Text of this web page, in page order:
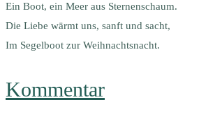
Ein Boot, ein Meer aus Sternenschaum.
Die Liebe wärmt uns, sanft und sacht,
Im Segelboot zur Weihnachtsnacht.
Kommentar